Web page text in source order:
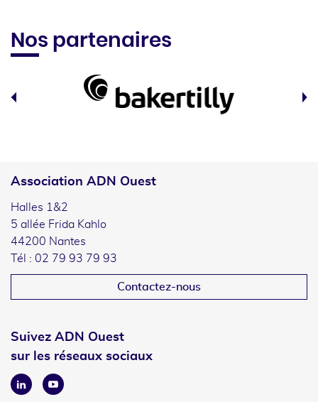
Nos partenaires
Association ADN Ouest
Halles 1&2
5 allée Frida Kahlo
44200 Nantes
Tél : 02 79 93 79 93
Contactez-nous
Suivez ADN Ouest
sur les réseaux sociaux
LinkedinYoutube